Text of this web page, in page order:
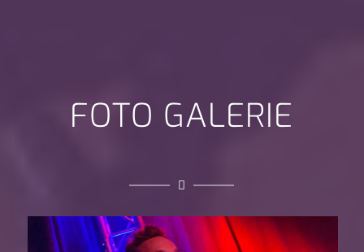
FOTO GALERIE